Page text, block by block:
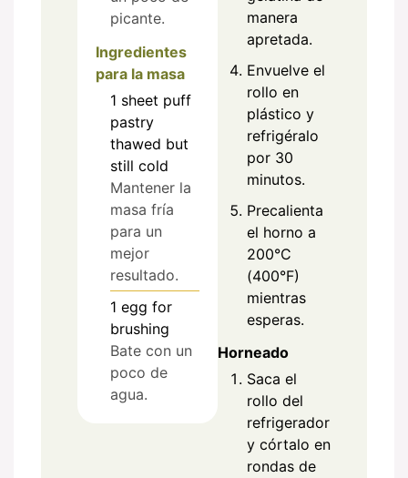
picante.
Ingredientes
para la masa
1 sheet puff
pastry
thawed but
still cold
Mantener la
masa fría
para un
mejor
resultado.
1 egg for
brushing
Bate con un
poco de
agua.
manera
apretada.
Envuelve el
rollo en
plástico y
refrigéralo
por 30
minutos.
Precalienta
el horno a
200°C
(400°F)
mientras
esperas.
Horneado
Saca el
rollo del
refrigerador
y córtalo en
rondas de